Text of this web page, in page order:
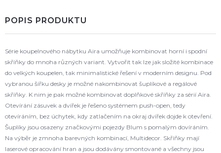
POPIS PRODUKTU
Série koupelnového nábytku Aira umožňuje kombinovat horní i spodní
skříňky do mnoha různých variant. Vytvořit tak lze jak složité kombinace
do velkých koupelen, tak minimalistické řešení v moderním designu. Pod
vybranou šířku desky je možné nakombinovat šuplíkové a regálové
skříňky. K nim je pak možné kombinovat doplňkové skříňky za sérií Aira.
Otevírání zásuvek a dvířek je řešeno systémem push-open, tedy
otevíráním, bez úchytek, kdy zatlačením na okraj dvířek dojde k otevření.
Šuplíky jsou osazeny značkovými pojezdy Blum s pomalým dovíráním.
Na výběr je zmnoha barevných kombinací, Multidecor. Skříňky mají
laserové opracování hran a jsou dodávány smontované a všechny jsou